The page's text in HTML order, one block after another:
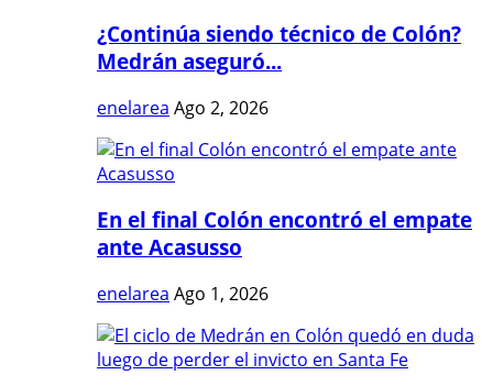
¿Continúa siendo técnico de Colón?
Medrán aseguró...
enelarea Ago 2, 2026
En el final Colón encontró el empate
ante Acasusso
enelarea Ago 1, 2026